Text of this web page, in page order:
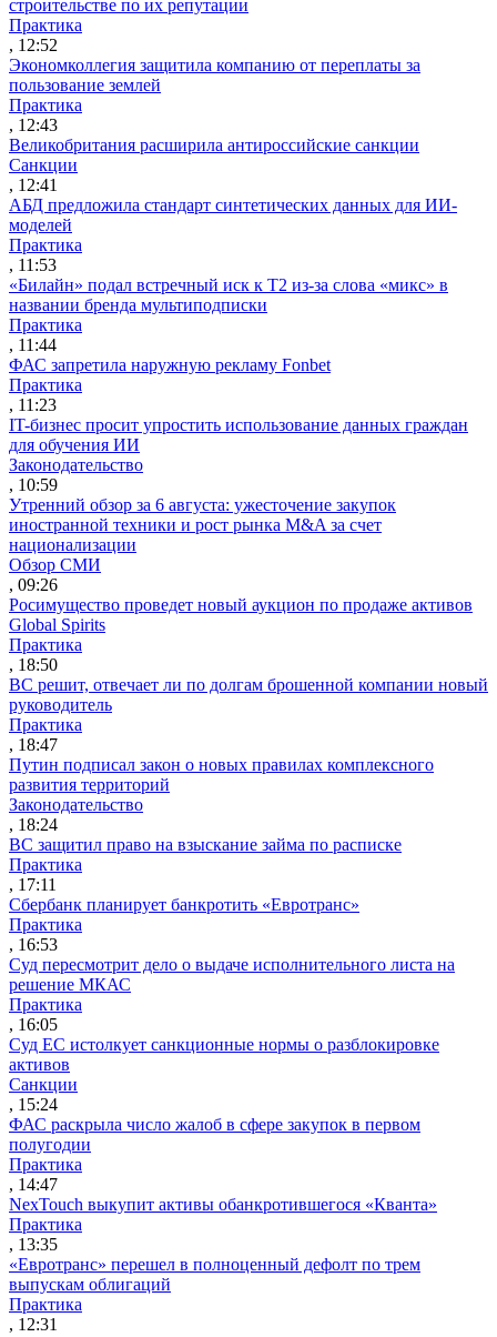
строительстве по их репутации
Практика
, 12:52
Экономколлегия защитила компанию от переплаты за
пользование землей
Практика
, 12:43
Великобритания расширила антироссийские санкции
Санкции
, 12:41
АБД предложила стандарт синтетических данных для ИИ-
моделей
Практика
, 11:53
«Билайн» подал встречный иск к Т2 из-за слова «микс» в
названии бренда мультиподписки
Практика
, 11:44
ФАС запретила наружную рекламу Fonbet
Практика
, 11:23
IT-бизнес просит упростить использование данных граждан
для обучения ИИ
Законодательство
, 10:59
Утренний обзор за 6 августа: ужесточение закупок
иностранной техники и рост рынка M&A за счет
национализации
Обзор СМИ
, 09:26
Росимущество проведет новый аукцион по продаже активов
Global Spirits
Практика
, 18:50
ВС решит, отвечает ли по долгам брошенной компании новый
руководитель
Практика
, 18:47
Путин подписал закон о новых правилах комплексного
развития территорий
Законодательство
, 18:24
ВС защитил право на взыскание займа по расписке
Практика
, 17:11
Сбербанк планирует банкротить «Евротранс»
Практика
, 16:53
Суд пересмотрит дело о выдаче исполнительного листа на
решение МКАС
Практика
, 16:05
Суд ЕС истолкует санкционные нормы о разблокировке
активов
Санкции
, 15:24
ФАС раскрыла число жалоб в сфере закупок в первом
полугодии
Практика
, 14:47
NexTouch выкупит активы обанкротившегося «Кванта»
Практика
, 13:35
«Евротранс» перешел в полноценный дефолт по трем
выпускам облигаций
Практика
, 12:31